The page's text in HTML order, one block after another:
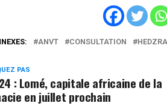
ANVT CONSULTATION
PAS
: Lomé, capitale africaine de la
en juillet prochain